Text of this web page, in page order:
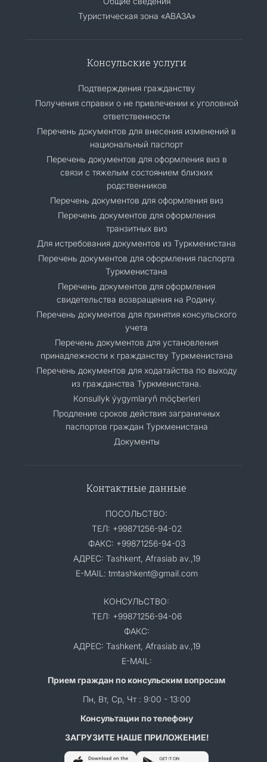
Туристическая зона «АВАЗА»
Консульские услуги
Подтверждения гражданству
Получения справки о не привлечении к уголовной
ответственности
Перечень документов для внесения изменений в
национальный паспорт
Перечень документов для оформления виз в
связи с тяжелым состоянием близких
родственников
Перечень документов для оформления виз
Перечень документов для оформления
транзитных виз
Для истребования документов из Туркменистана
Перечень документов для оформления паспорта
Туркменистана
Перечень документов для оформления
свидетельства возвращения на Родину.
Перечень документов для принятия консульского
учета
Перечень документов для установления
принадлежности к гражданству Туркменистана
Перечень документов для ходатайства по выходу
из гражданства Туркменистана.
Кonsullyk ýygymlaryň möçberleri
Продление сроков действия заграничных
паспортов граждан Туркменистана
Документы
Контактные данные
ПОСОЛЬСТВО:
ТЕЛ: +99871256-94-02
ФАКС: +99871256-94-03
АДРЕС: Tashkent, Afrasiab av.,19
E-MAIL: tmtashkent@gmail.com
КОНСУЛЬСТВО:
ТЕЛ: +99871256-94-06
ФАКС:
АДРЕС: Tashkent, Afrasiab av.,19
E-MAIL:
Прием граждан по консульским вопросам
Пн, Вт, Ср, Чт : 9:00 - 13:00
Консультации по телефону
ЗАГРУЗИТЕ НАШЕ ПРИЛОЖЕНИЕ!